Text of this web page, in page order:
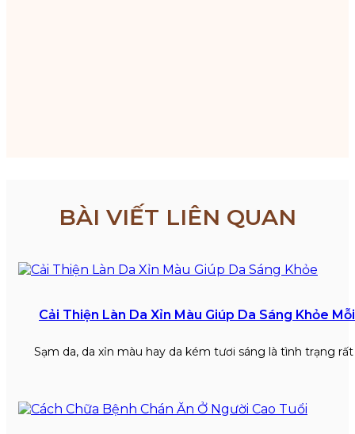
BÀI VIẾT LIÊN QUAN
Cải Thiện Làn Da Xỉn Màu Giúp Da Sáng Khỏe
Sạm da, da xỉn màu hay da kém tươi sáng là tình trạng